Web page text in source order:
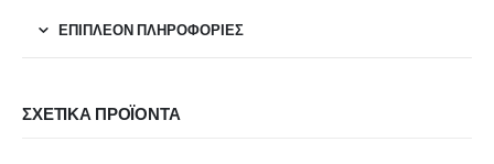
ΕΠΙΠΛΈΟΝ ΠΛΗΡΟΦΟΡΊΕΣ
ΣΧΕΤΙΚΆ ΠΡΟΪΌΝΤΑ